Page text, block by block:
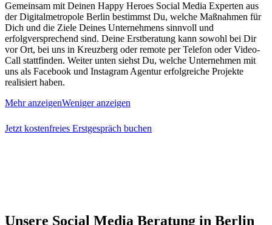
Gemeinsam mit Deinen Happy Heroes Social Media Experten aus
der Digitalmetropole Berlin bestimmst Du, welche Maßnahmen für
Dich und die Ziele Deines Unternehmens sinnvoll und
erfolgversprechend sind. Deine Erstberatung kann sowohl bei Dir
vor Ort, bei uns in Kreuzberg oder remote per Telefon oder Video-
Call stattfinden. Weiter unten siehst Du, welche Unternehmen mit
uns als Facebook und Instagram Agentur erfolgreiche Projekte
realisiert haben.
Mehr anzeigenWeniger anzeigen
Jetzt kostenfreies Erstgespräch buchen
Unsere Social Media Beratung in Berlin